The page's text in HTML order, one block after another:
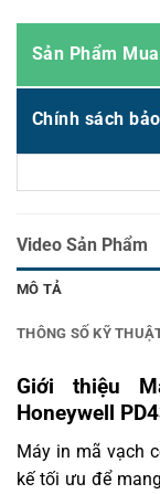
Sản Phẩm
Chính sách
Video Sản Phẩm
MÔ TẢ
THÔNG SỐ KỸ
Giới thiệu
Honeywell
Máy in mã vạch
kế tối ưu để